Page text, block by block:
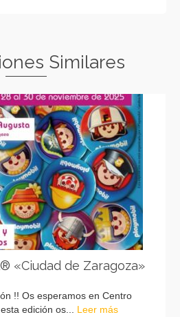
Similares
«Ciudad de Zaragoza»
!! Os esperamos en Centro
edición os... Leer más